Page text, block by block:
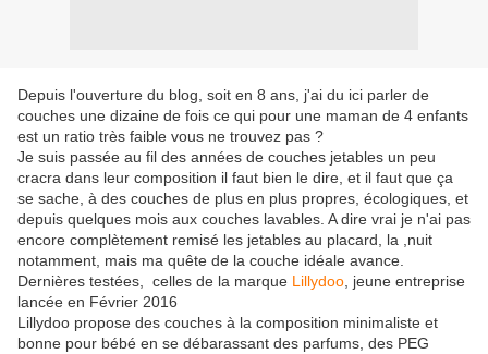
Depuis l'ouverture du blog, soit en 8 ans, j'ai du ici parler de
couches une dizaine de fois ce qui pour une maman de 4 enfants
est un ratio très faible vous ne trouvez pas ?
Je suis passée au fil des années de couches jetables un peu
cracra dans leur composition il faut bien le dire, et il faut que ça
se sache, à des couches de plus en plus propres, écologiques, et
depuis quelques mois aux couches lavables. A dire vrai je n'ai pas
encore complètement remisé les jetables au placard, la ,nuit
notamment, mais ma quête de la couche idéale avance.
Dernières testées, celles de la marque Lillydoo , jeune entreprise
lancée en Février 2016
Lillydoo propose des couches à la composition minimaliste et
bonne pour bébé en se débarassant des parfums, des PEG